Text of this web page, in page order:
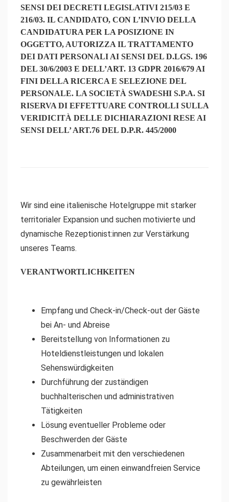
SENSI DEI DECRETI LEGISLATIVI 215/03 E
216/03. IL CANDIDATO, CON L’INVIO DELLA
CANDIDATURA PER LA POSIZIONE IN
OGGETTO, AUTORIZZA IL TRATTAMENTO
DEI DATI PERSONALI AI SENSI DEL D.LGS. 196
DEL 30/6/2003 E DELL’ART. 13 GDPR 2016/679 AI
FINI DELLA RICERCA E SELEZIONE DEL
PERSONALE. LA SOCIETÀ SWADESHI S.P.A. SI
RISERVA DI EFFETTUARE CONTROLLI SULLA
VERIDICITÀ DELLE DICHIARAZIONI RESE AI
SENSI DELL’ ART.76 DEL D.P.R. 445/2000
Wir sind eine italienische Hotelgruppe mit starker
territorialer Expansion und suchen motivierte und
dynamische Rezeptionist:innen zur Verstärkung
unseres Teams.
VERANTWORTLICHKEITEN
Empfang und Check-in/Check-out der Gäste
bei An- und Abreise
Bereitstellung von Informationen zu
Hoteldienstleistungen und lokalen
Sehenswürdigkeiten
Durchführung der zuständigen
buchhalterischen und administrativen
Tätigkeiten
Lösung eventueller Probleme oder
Beschwerden der Gäste
Zusammenarbeit mit den verschiedenen
Abteilungen, um einen einwandfreien Service
zu gewährleisten